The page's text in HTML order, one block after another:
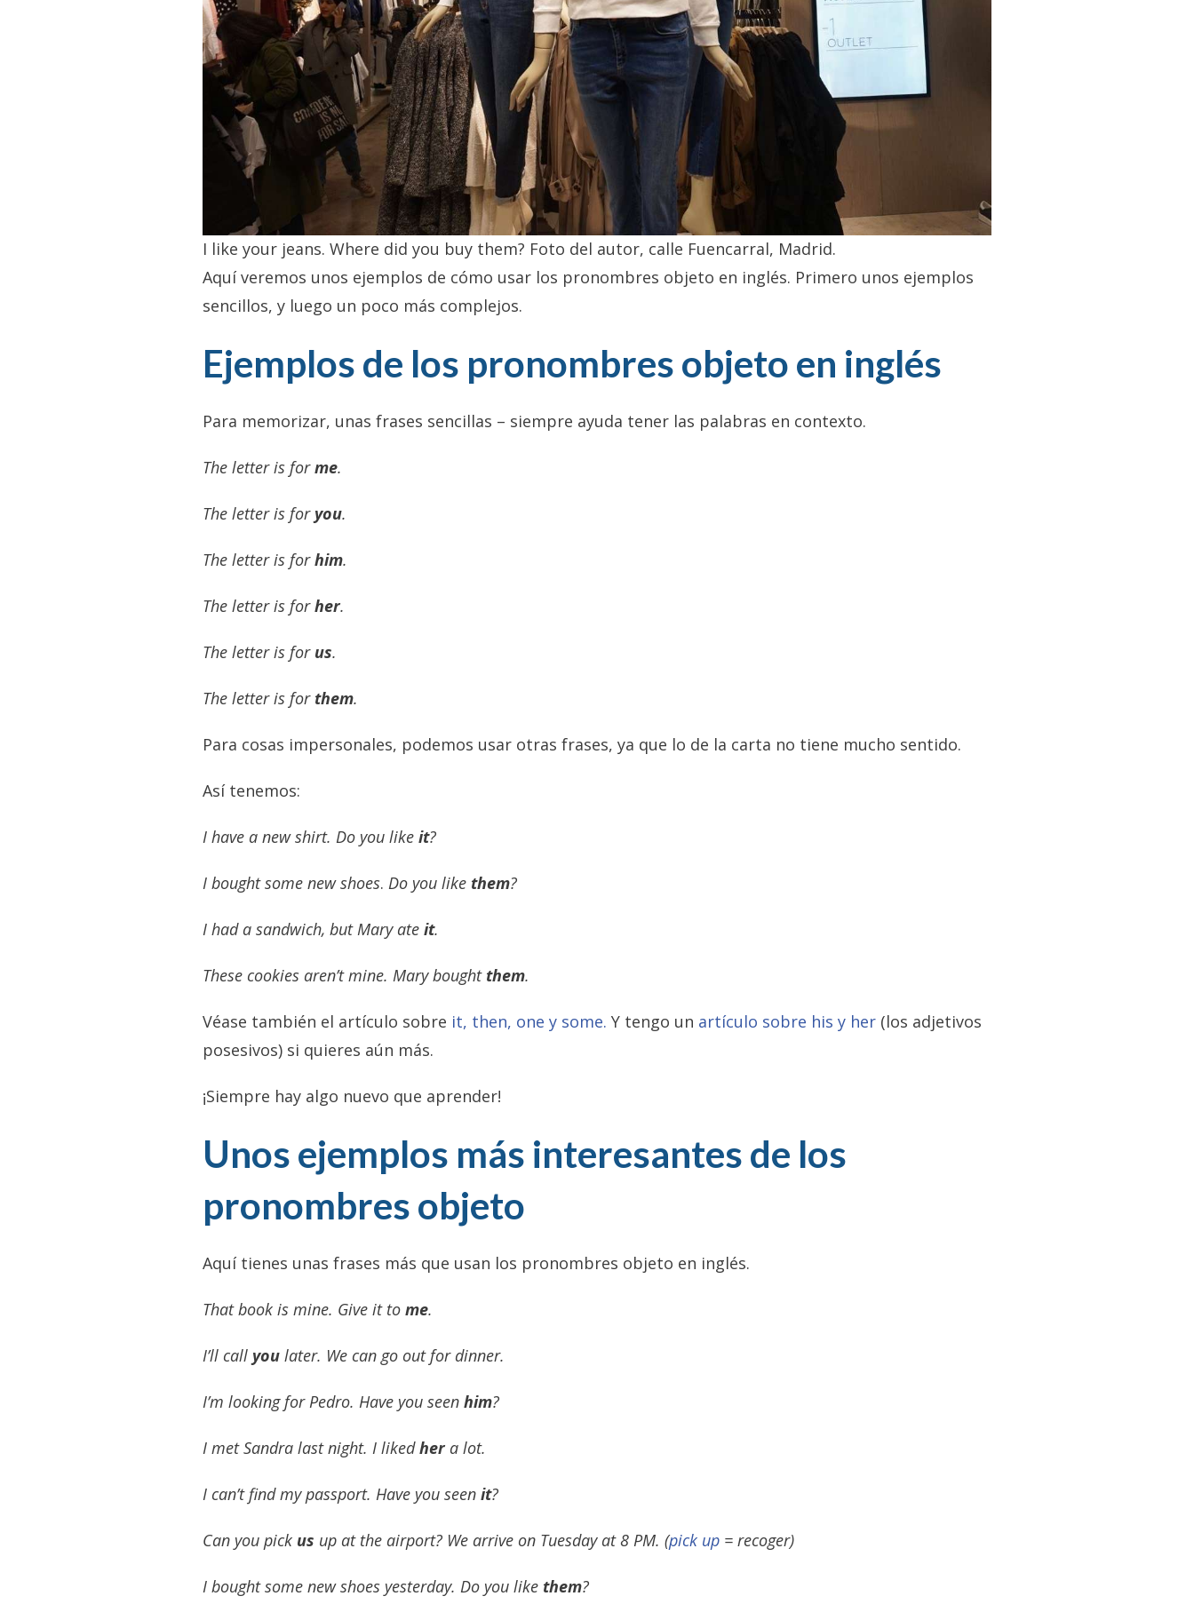
I like your jeans. Where did you buy them? Foto del autor, calle Fuencarral, Madrid.
Aquí veremos unos ejemplos de cómo usar los pronombres objeto en inglés. Primero unos ejemplos
sencillos, y luego un poco más complejos.
Ejemplos de los pronombres objeto en inglés
Para memorizar, unas frases sencillas – siempre ayuda tener las palabras en contexto.
The letter is forme.
The letter is for you.
The letter is forhim.
The letter is forher.
The letter is for us.
The letter is for them.
Para cosas impersonales, podemos usar otras frases, ya que lo de la carta no tiene mucho sentido.
Así tenemos:
I have a new shirt. Do you like it?
I bought some new shoes. Do you like them?
I had a sandwich, but Mary ate it.
These cookies aren’t mine. Mary bought them.
Véase también el artículo sobre it, then, one y some. Y tengo un artículo sobre his y her (los adjetivos
posesivos) si quieres aún más.
¡Siempre hay algo nuevo que aprender!
Unos ejemplos más interesantes de los
pronombres objeto
Aquí tienes unas frases más que usan los pronombres objeto en inglés.
That book is mine. Give it to me.
I’ll call you later. We can go out for dinner.
I’m looking for Pedro. Have you seen him?
I met Sandra last night. I likedher a lot.
I can’t find my passport. Have you seen it?
Can you pick us up at the airport? We arrive on Tuesday at 8 PM. (pick up = recoger)
I bought some new shoes yesterday. Do you like them?